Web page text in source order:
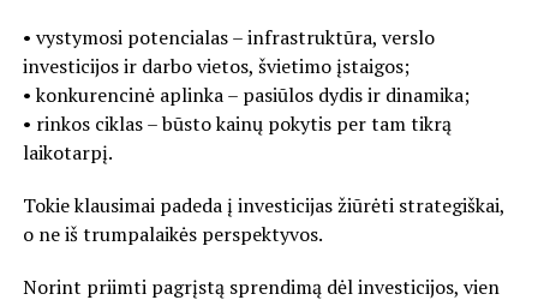
• vystymosi potencialas – infrastruktūra, verslo
investicijos ir darbo vietos, švietimo įstaigos;
• konkurencinė aplinka – pasiūlos dydis ir dinamika;
• rinkos ciklas – būsto kainų pokytis per tam tikrą
laikotarpį.
Tokie klausimai padeda į investicijas žiūrėti strategiškai,
o ne iš trumpalaikės perspektyvos.
Norint priimti pagrįstą sprendimą dėl investicijos, vien